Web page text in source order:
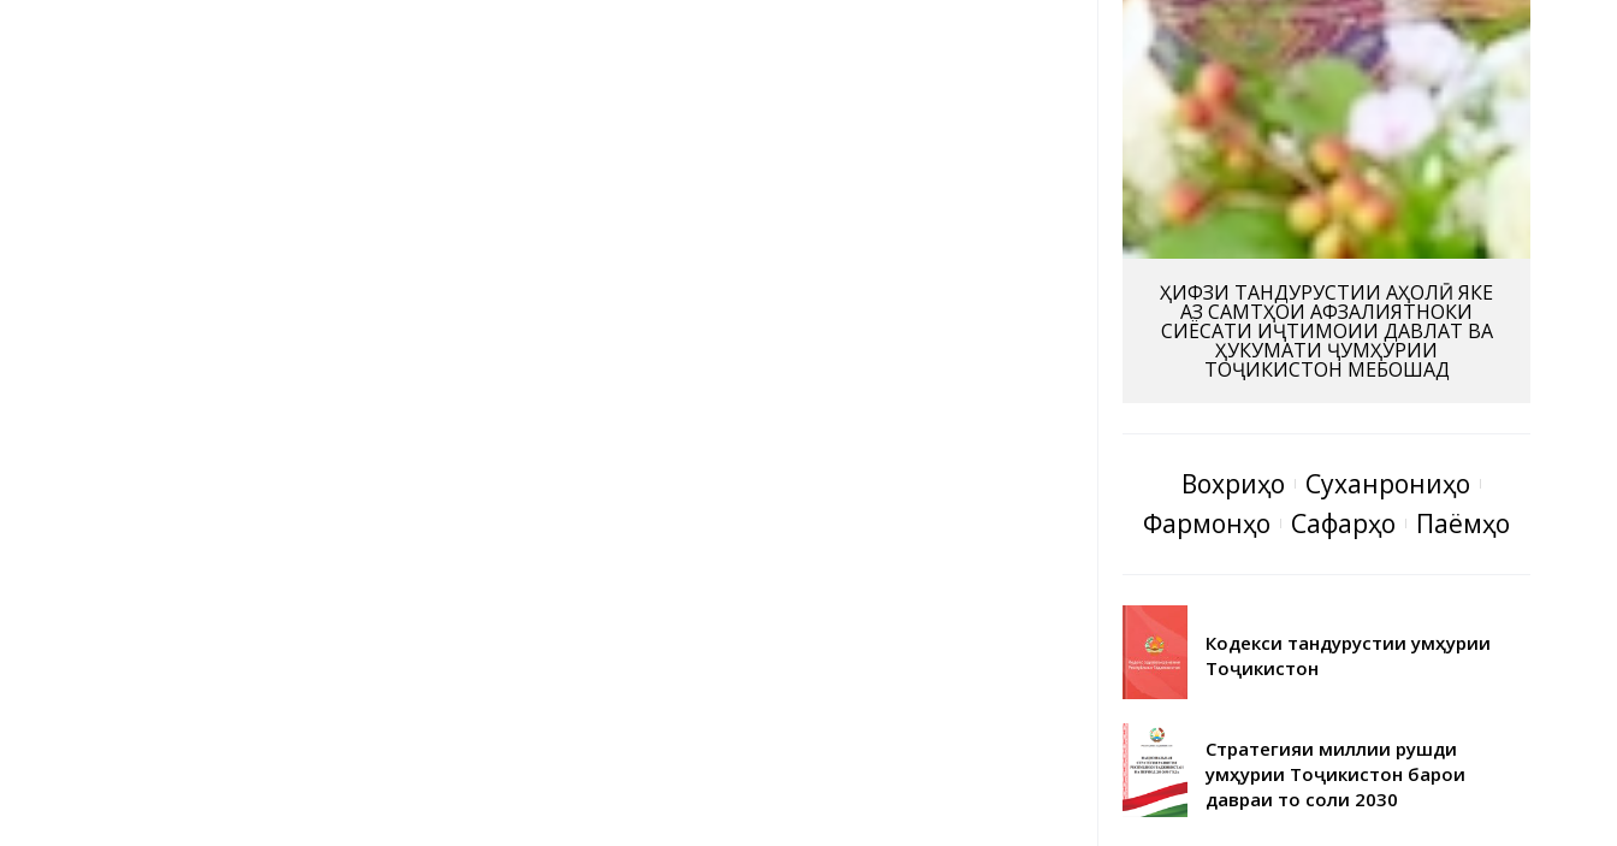
ҲИФЗИ ТАНДУРУСТИИ АҲОЛӢ ЯКЕ
АЗ САМТҲОИ АФЗАЛИЯТНОКИ
СИЁСАТИ ИҶТИМОИИ ДАВЛАТ ВА
ҲУКУМАТИ ҶУМҲУРИИ
ТОҶИКИСТОН МЕБОШАД
Вохӯриҳо
Суханрониҳо
Фармонҳо
Сафарҳо Паёмҳо
Кодекси тандурустии Ҷумҳурии
Тоҷикистон
Стратегияи миллии рушди
Ҷумҳурии Тоҷикистон барои
давраи то соли 2030